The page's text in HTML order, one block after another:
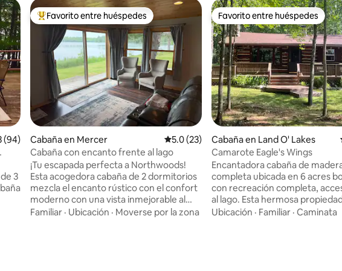
promedio: 4.93 de 5, 94 reseñas
(94)
3
Favorito entre huéspedes preferido
Favorito entre huéspedes
Cabaña en Mercer Calificación promedio: 5.0 de 5, 23 reseñas
5.0 (23)
Cabaña con encanto frente al lago
¡Tu escapada perfecta a Northwoods!
Esta acogedora cabaña de 2 dormitorios
mezcla el encanto rústico con el confort
moderno con una vista inmejorable al
lago. Ubicada dentro de la propiedad
Familiar · Ubicación · Moverse por la zona
Favorito entre huéspedes
Favorito entre huéspedes
Cabaña en Land O' Lakes
Camarote Eagle's Wings
Encantadora cabaña de
completa ubicada en 6 acres
con recreación completa,
al lago. Esta hermosa propiedad cuenta
con 2 dormitorios, un baño con
Ubicación · Familiar · Caminata